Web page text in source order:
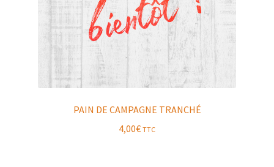
PAIN DE CAMPAGNE TRANCHÉ
4,00€ TTC